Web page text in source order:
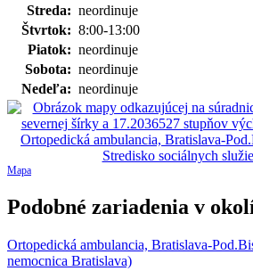
Streda: neordinuje
Štvrtok: 8:00-13:00
Piatok: neordinuje
Sobota: neordinuje
Nedeľa: neordinuje
Mapa
Podobné zariadenia v
Ortopedická ambulancia, Bratislava-
nemocnica Bratislava)